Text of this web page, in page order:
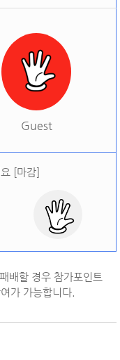
Guest
[마감]
: ]
배할 경우 참가포인트
가 가능합니다.